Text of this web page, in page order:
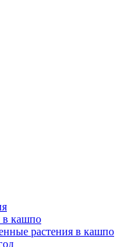
в кашпо
растения в кашпо